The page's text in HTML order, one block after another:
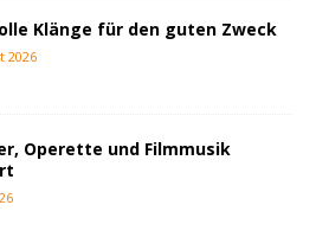
Klänge für den guten Zweck
2026
Operette und Filmmusik